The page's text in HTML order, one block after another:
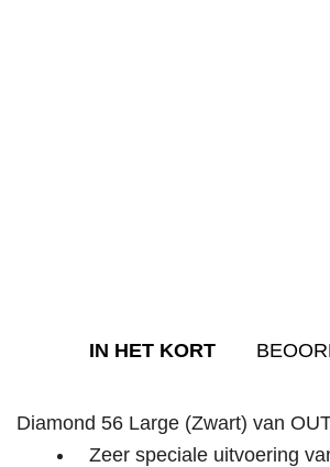
IN HET KORT
Diamond 56 Large (Zwart) van
Zeer speciale uitvoering